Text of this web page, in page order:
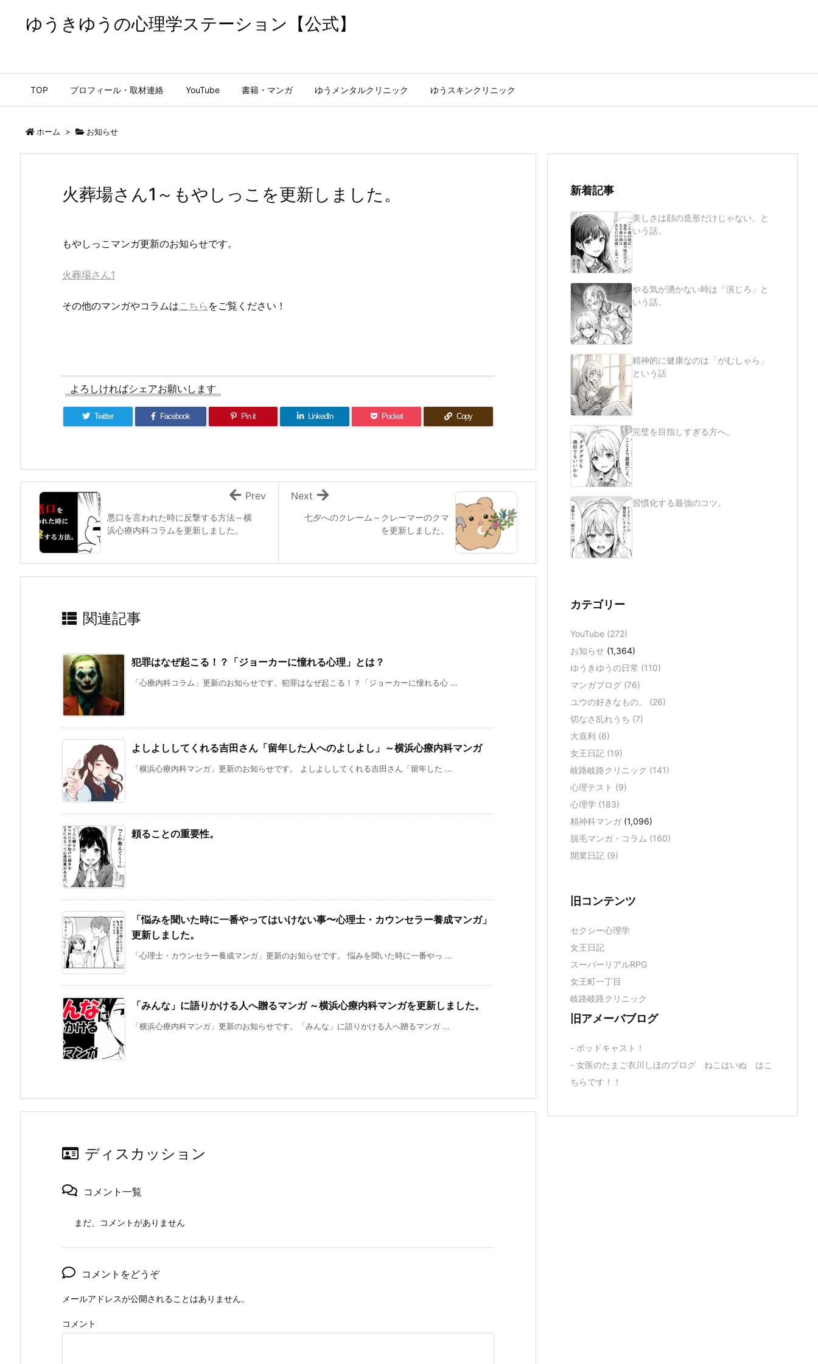
ゆうきゆうの心理学ステーション【公式】
TOP プロフィール・取材連絡 YouTube 書籍・マンガ ゆうメンタルクリニック ゆうスキンクリニック
ホーム > お知らせ
火葬場さん1～もやしっこを更新しました。
もやしっこマンガ更新のお知らせです。
火葬場さん1
その他のマンガやコラムはこちら をご覧ください！
よろしければシェアお願いします
Twitter Facebook Pin it LinkedIn Pocket Copy
七夕へのクレーム～クレーマーのクマ
を更新しました。
Next
悪口を言われた時に反撃する方法～横
浜心療内科コラムを更新しました。
Prev
関連記事
犯罪はなぜ起こる！？「ジョーカーに憧れる心理」とは？
「心療内科コラム」更新のお知らせです。犯罪はなぜ起こる！？「ジョーカーに憧れる心 ...
よしよししてくれる吉田さん「留年した人へのよしよし」～横浜心療内科マンガ
「横浜心療内科マンガ」更新のお知らせです。 よしよししてくれる吉田さん「留年した ...
頼ることの重要性。
「悩みを聞いた時に一番やってはいけない事〜心理士・カウンセラー養成マンガ」
更新しました。
「心理士・カウンセラー養成マンガ」更新のお知らせです。 悩みを聞いた時に一番やっ ...
「みんな」に語りかける人へ贈るマンガ ～横浜心療内科マンガを更新しました。
「横浜心療内科マンガ」更新のお知らせです。「みんな」に語りかける人へ贈るマンガ ...
ディスカッション
コメント一覧
まだ、コメントがありません
コメントをどうぞ
メールアドレスが公開されることはありません。
コメント
新着記事
美しさは顔の造形だけじゃない、と
いう話。
やる気が湧かない時は「演じろ」と
いう話。
精神的に健康なのは「がむしゃら」
という話
完璧を目指しすぎる方へ。
習慣化する最強のコツ。
カテゴリー
YouTube (272)
お知らせ (1,364)
ゆうきゆうの日常 (110)
マンガブログ (76)
ユウの好きなもの。 (26)
切なさ乱れうち (7)
大喜利 (6)
女王日記 (19)
岐路岐路クリニック (141)
心理テスト (9)
心理学 (183)
精神科マンガ (1,096)
脱毛マンガ・コラム (160)
開業日記 (9)
旧コンテンツ
セクシー心理学
女王日記
スーパーリアルRPG
女王町一丁目
岐路岐路クリニック
旧アメーバブログ
- ポッドキャスト！
- 女医のたまご衣川しほのブログ ねこはいぬ はこ
ちらです！！